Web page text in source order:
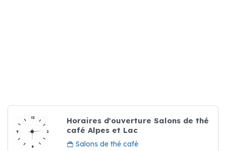
Horaires d'ouverture Salons de thé
café Alpes et Lac
Salons de thé café